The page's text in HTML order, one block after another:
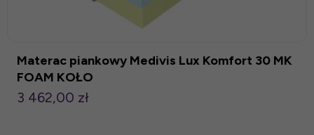
Materac piankowy Medivis Lux Komfort 30 MK
FOAM KOŁO
3 462,00 zł